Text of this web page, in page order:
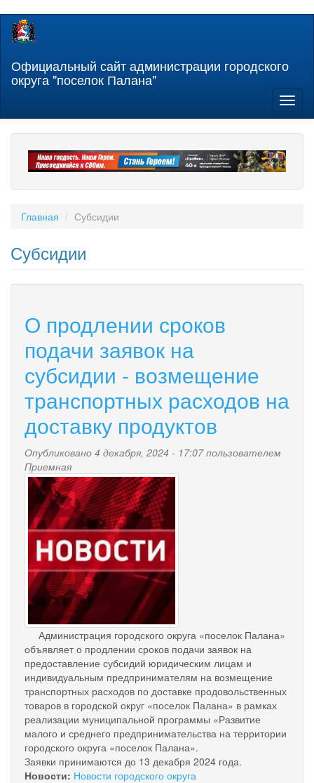
Перейти
содержанию
Официальный сайт администрации городского
округа "поселок Палана"
Главная Субсидии
Субсидии
О продлении сроков
подачи заявок на
субсидии - возмещение
транспортных расходов на
доставку продуктов
Опубликовано 4 декабря, 2024 - 17:07 пользователем
Приемная
news-
palana.jpg
Администрация городского округа «поселок Палана»
объявляет о продлении сроков подачи заявок на
предоставление субсидий юридическим лицам и
индивидуальным предпринимателям на возмещение
транспортных расходов по доставке продовольственных
товаров в городской округ «поселок Палана» в рамках
реализации муниципальной программы «Развитие
малого и среднего предпринимательства на территории
городского округа «поселок Палана».
Заявки принимаются до 13 декабря 2024 года.
Новости: Новости городского округа